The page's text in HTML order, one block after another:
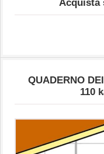
Acquista
QUADERNO
110